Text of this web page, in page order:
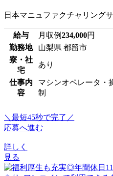
日本マニュファクチャリング
給与 月収例234,000円
勤務地
山梨県 都留市
寮・社
宅
あり
仕事内
容
マシンオペレータ・
制
＼最短45秒で完了／
応募へ進む
詳しく
見る